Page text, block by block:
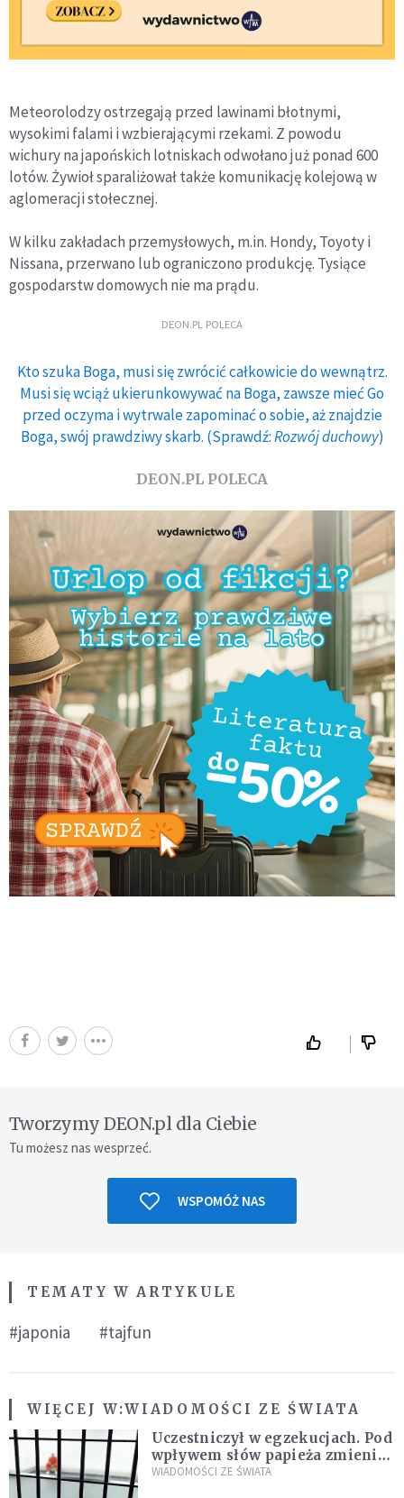
Meteorolodzy ostrzegają przed lawinami błotnymi,
wysokimi falami i wzbierającymi rzekami. Z powodu
wichury na japońskich lotniskach odwołano już ponad 600
lotów. Żywioł sparaliżował także komunikację kolejową w
aglomeracji stołecznej.
W kilku zakładach przemysłowych, m.in. Hondy, Toyoty i
Nissana, przerwano lub ograniczono produkcję. Tysiące
gospodarstw domowych nie ma prądu.
DEON.PL POLECA
Kto szuka Boga, musi się zwrócić całkowicie do wewnątrz.
Musi się wciąż ukierunkowywać na Boga, zawsze mieć Go
przed oczyma i wytrwale zapominać o sobie, aż znajdzie
Boga, swój prawdziwy skarb. (Sprawdź:Rozwój duchowy)
DEON.PL POLECA
Tworzymy DEON.pl dla Ciebie
Tu możesz nas wesprzeć.
WSPOMÓŻ NAS
TEMATY W ARTYKULE
#japonia #tajfun
WIĘCEJ W:WIADOMOŚCI ZE ŚWIATA
Uczestniczył w egzekucjach. Pod
wpływem słów papieża zmienił
zdanie
WIADOMOŚCI ZE ŚWIATA